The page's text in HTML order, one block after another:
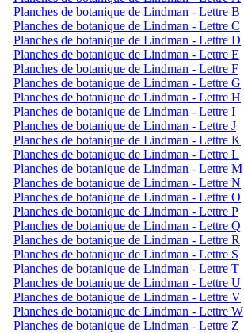
Planches de botanique de Lindman - Lettre B
Planches de botanique de Lindman - Lettre C
Planches de botanique de Lindman - Lettre D
Planches de botanique de Lindman - Lettre E
Planches de botanique de Lindman - Lettre F
Planches de botanique de Lindman - Lettre G
Planches de botanique de Lindman - Lettre H
Planches de botanique de Lindman - Lettre I
Planches de botanique de Lindman - Lettre J
Planches de botanique de Lindman - Lettre K
Planches de botanique de Lindman - Lettre L
Planches de botanique de Lindman - Lettre M
Planches de botanique de Lindman - Lettre N
Planches de botanique de Lindman - Lettre O
Planches de botanique de Lindman - Lettre P
Planches de botanique de Lindman - Lettre Q
Planches de botanique de Lindman - Lettre R
Planches de botanique de Lindman - Lettre S
Planches de botanique de Lindman - Lettre T
Planches de botanique de Lindman - Lettre U
Planches de botanique de Lindman - Lettre V
Planches de botanique de Lindman - Lettre W
Planches de botanique de Lindman - Lettre Z